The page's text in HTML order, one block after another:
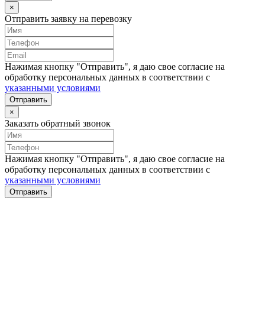
×
Отправить заявку на перевозку
Нажимая кнопку "Отправить", я даю свое согласие на
обработку персональных данных в соответствии с
указанными условиями
Отправить
×
Заказать обратный звонок
Нажимая кнопку "Отправить", я даю свое согласие на
обработку персональных данных в соответствии с
указанными условиями
Отправить